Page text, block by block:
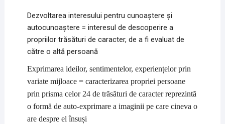
Dezvoltarea interesului pentru cunoaștere și
autocunoaștere = interesul de descoperire a
propriilor trăsături de caracter, de a fi evaluat de
către o altă persoană
Exprimarea ideilor, sentimentelor, experiențelor prin
variate mijloace = caracterizarea propriei persoane
prin prisma celor 24 de trăsături de caracter reprezintă
o formă de auto-exprimare a imaginii pe care cineva o
are despre el însuși